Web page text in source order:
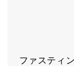
ファスティ